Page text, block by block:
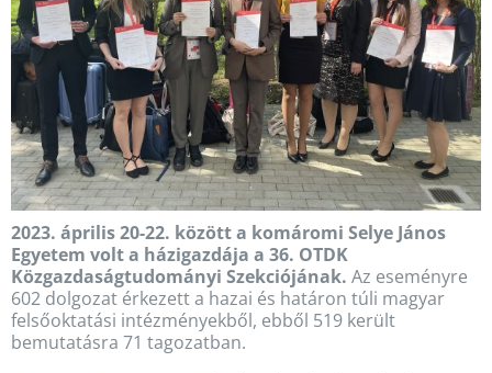
2023. április 20-22. között a komáromi Selye János
Egyetem volt a házigazdája a 36. OTDK
Közgazdaságtudományi Szekciójának. Az eseményre
602 dolgozat érkezett a hazai és határon túli magyar
felsőoktatási intézményekből, ebből 519 került
bemutatásra 71 tagozatban.